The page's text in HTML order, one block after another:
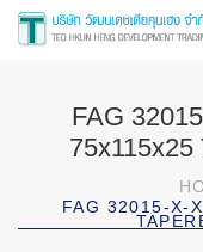
FAG
75x115x25
FAG 32015-X-